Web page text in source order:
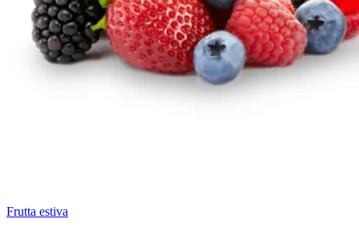
Frutta estiva